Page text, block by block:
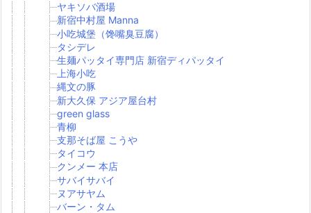
ヤキソバ酒場
新宿中村屋 Manna
小吃城堡（馋嘴臭豆腐）
タシデレ
生麺パッタイ専門店 新宿ディパッタイ
上海小吃
縄文の豚
新大久保 アジア屋台村
green glass
青柳
支那そば屋 こうや
タイコウ
クンメー 本店
サバイサバイ
ヌアサヤム
バーン・タム